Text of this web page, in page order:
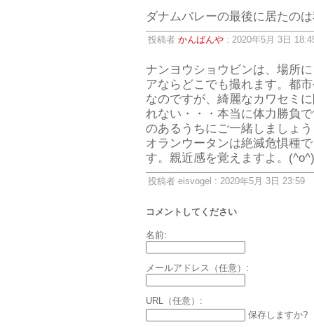
ダナムバレーの最後に居たの
投稿者 かんばんや: 2020年5月 3日
ナンヨウショウビンは、場所
アならどこでも撮れます。都
なのですが、綺麗なカワセミ
れない・・・本当に体力勝負
のあるうちにご一緒しましょ
オランウータンは絶滅危惧種
す。親近感を覚えますよ。(^o^)
投稿者 eisvogel : 2020年5月 3日 23:59
コメントしてください
名前:
メールアドレス（任意）:
URL（任意）:
保存しますか?